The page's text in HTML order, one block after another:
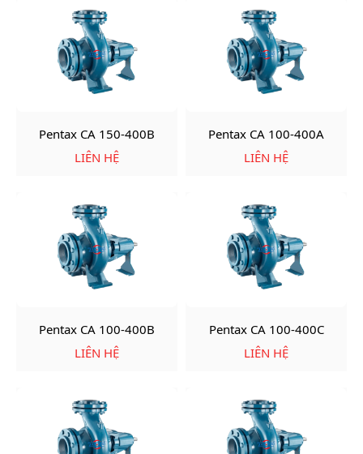
Pentax CA 150-400B
LIÊN HỆ
Pentax CA 100-400A
LIÊN HỆ
Pentax CA 100-400B
LIÊN HỆ
Pentax CA 100-400C
LIÊN HỆ